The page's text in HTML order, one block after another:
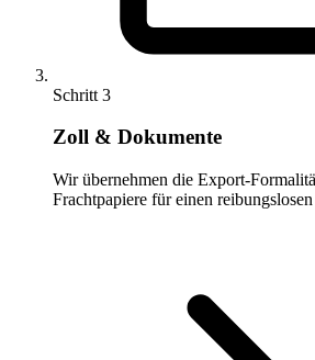
Schritt 3
Zoll & Dokumente
Wir übernehmen die Export-
Frachtpapiere für einen